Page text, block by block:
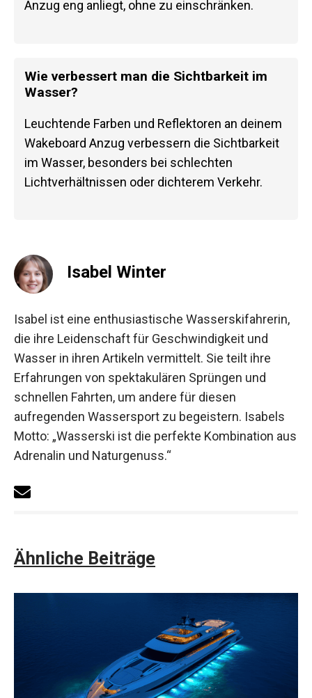
Anzug eng anliegt, ohne zu einschränken.
Wie verbessert man die Sichtbarkeit im
Wasser?
Leuchtende Farben und Reflektoren an deinem
Wakeboard Anzug verbessern die Sichtbarkeit
im Wasser, besonders bei schlechten
Lichtverhältnissen oder dichterem Verkehr.
Isabel Winter
Isabel ist eine enthusiastische Wasserskifahrerin,
die ihre Leidenschaft für Geschwindigkeit und
Wasser in ihren Artikeln vermittelt. Sie teilt ihre
Erfahrungen von spektakulären Sprüngen und
schnellen Fahrten, um andere für diesen
aufregenden Wassersport zu begeistern. Isabels
Motto: „Wasserski ist die perfekte Kombination aus
Adrenalin und Naturgenuss.“
Ähnliche Beiträge